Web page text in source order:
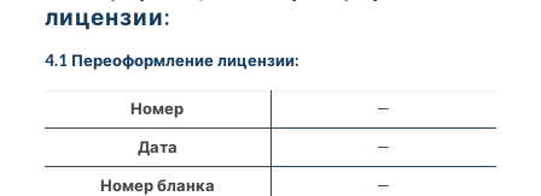
лицензии:
4.1 Переоформление лицензии:
Номер
—
Дата
—
Номер бланка
—